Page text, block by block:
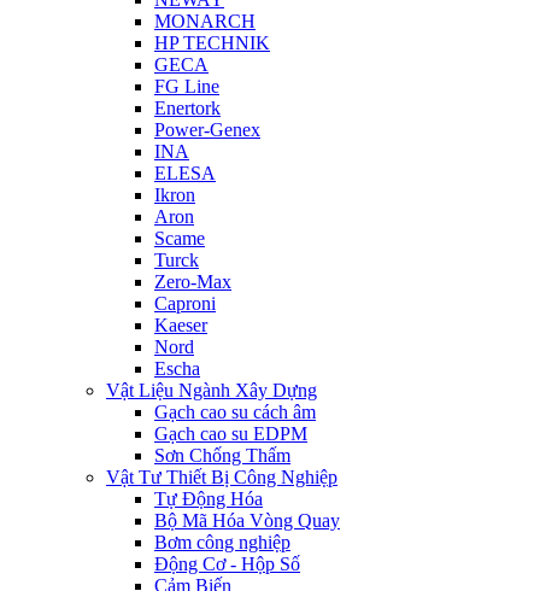
MONARCH
HP TECHNIK
GECA
FG Line
Enertork
Power-Genex
INA
ELESA
Ikron
Aron
Scame
Turck
Zero-Max
Caproni
Kaeser
Nord
Escha
Vật Liệu Ngành Xây Dựng
Gạch cao su cách âm
Gạch cao su EDPM
Sơn Chống Thấm
Vật Tư Thiết Bị Công Nghiệp
Tự Động Hóa
Bộ Mã Hóa Vòng Quay
Bơm công nghiệp
Động Cơ - Hộp Số
Cảm Biến